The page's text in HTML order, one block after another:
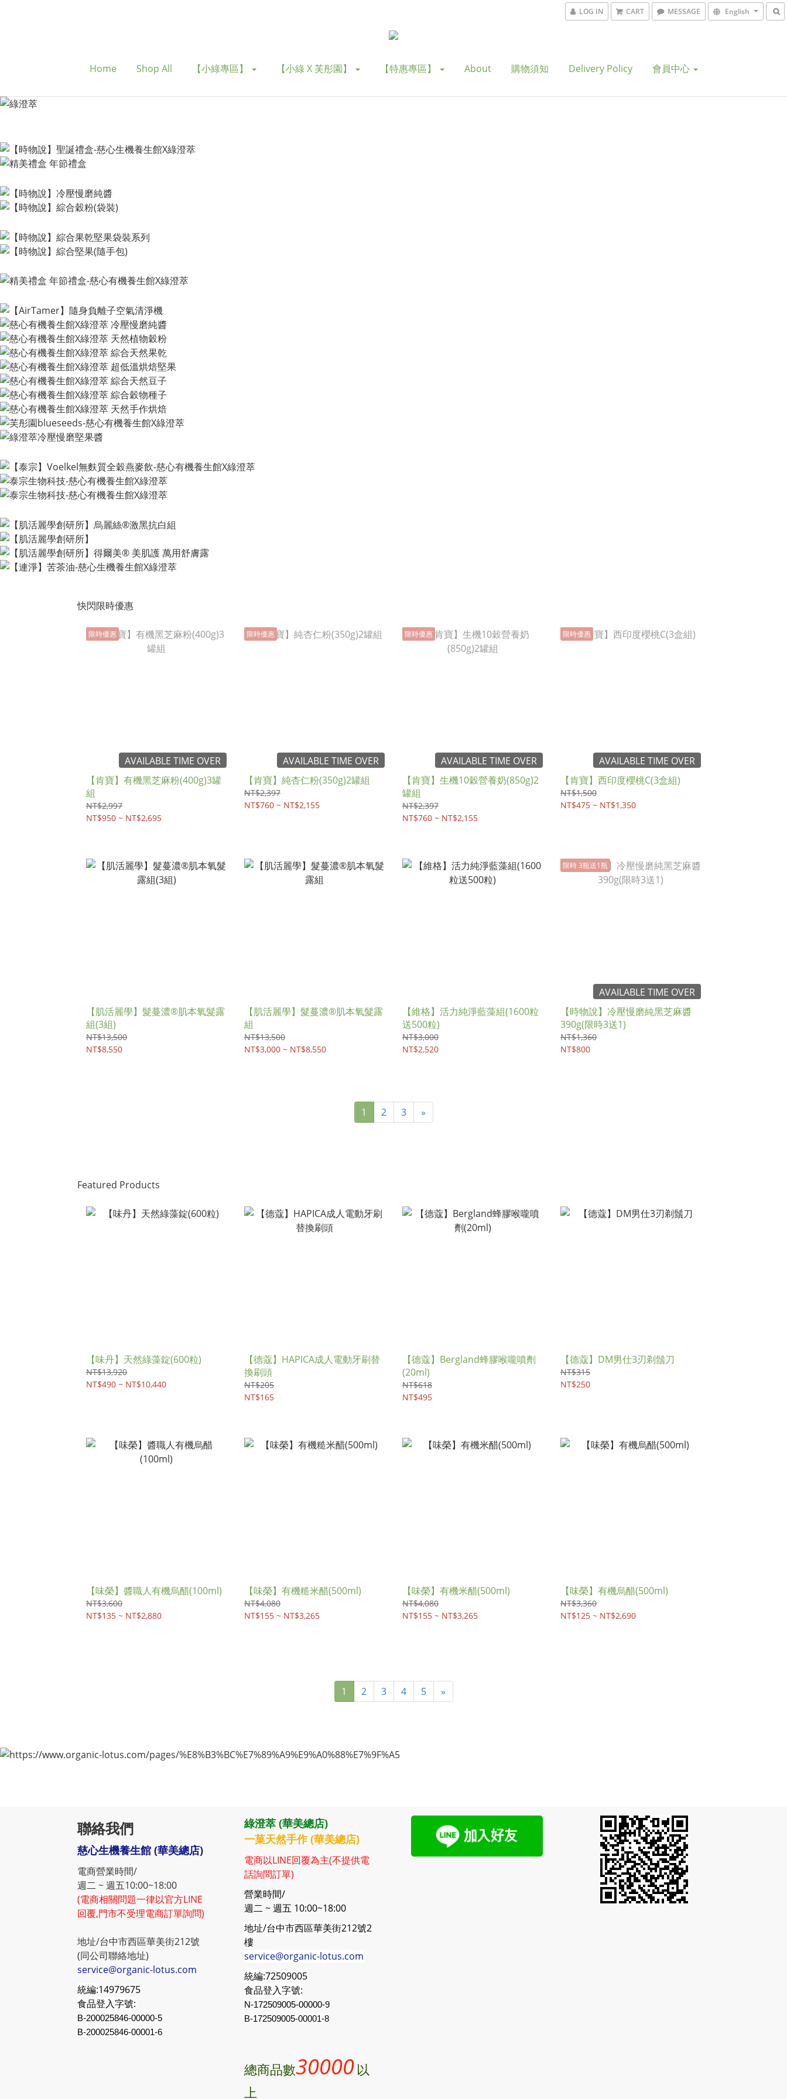
LOG IN CART MESSAGE English
Home Shop All 【小綠專區】 【小綠 X 芙彤園】 【特惠專區】 About 購物須知 Delivery Policy 會員中心
快閃限時優惠
限時優惠
AVAILABLE TIME OVER
【肯寶】有機黑芝麻粉(400g)3罐
組
NT$2,997
NT$950 ~ NT$2,695
限時優惠
AVAILABLE TIME OVER
【肯寶】純杏仁粉(350g)2罐組
NT$2,397
NT$760 ~ NT$2,155
限時優惠
AVAILABLE TIME OVER
【肯寶】生機10穀營養奶(850g)2
罐組
NT$2,397
NT$760 ~ NT$2,155
限時優惠
AVAILABLE TIME OVER
【肯寶】西印度櫻桃C(3盒組)
NT$1,500
NT$475 ~ NT$1,350
【肌活麗學】髮蔓濃®肌本氧髮露
組(3組)
NT$13,500
NT$8,550
【肌活麗學】髮蔓濃®肌本氧髮露
組
NT$13,500
NT$3,000 ~ NT$8,550
【維格】活力純淨藍藻組(1600粒
送500粒)
NT$3,000
NT$2,520
限時 3瓶送1瓶
AVAILABLE TIME OVER
【時物說】冷壓慢磨純黑芝麻醬
390g(限時3送1)
NT$1,360
NT$800
1 2 3 »
Featured Products
【味丹】天然綠藻錠(600粒)
NT$13,920
NT$490 ~ NT$10,440
【德蔻】HAPICA成人電動牙刷替
換刷頭
NT$205
NT$165
【德蔻】Bergland蜂膠喉嚨噴劑
(20ml)
NT$618
NT$495
【德蔻】DM男仕3刃剃鬚刀
NT$315
NT$250
【味榮】醬職人有機烏醋(100ml)
NT$3,600
NT$135 ~ NT$2,880
【味榮】有機糙米醋(500ml)
NT$4,080
NT$155 ~ NT$3,265
【味榮】有機米醋(500ml)
NT$4,080
NT$155 ~ NT$3,265
【味榮】有機烏醋(500ml)
NT$3,360
NT$125 ~ NT$2,690
1 2 3 4 5 »
聯絡我們
慈心生機養生館 (華美總店)
電商營業時間/
週二 ~ 週五10:00~18:00
(電商相關問題一律以官方LINE
回覆,門市不受理電商訂單詢問)
地址/台中市西區華美街212號
(同公司聯絡地址)
service@organic-lotus.com
統編:14979675
食品登入字號:
B-200025846-00000-5
B-200025846-00001-6
綠澄萃 (華美總店)
一菓天然手作 (華美總店)
電商以LINE回覆為主(不提供電
話詢問訂單)
營業時間/
週二 ~ 週五 10:00~18:00
地址/台中市西區華美街212號2
樓
service@organic-lotus.com
統編:72509005
食品登入字號:
N-172509005-00000-9
B-172509005-00001-8
總商品數30000 以
上